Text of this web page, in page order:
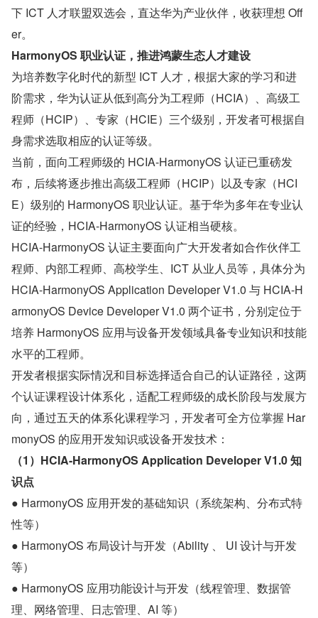
下 ICT 人才联盟双选会，直达华为产业伙伴，收获理想 Off
er。
HarmonyOS 职业认证，推进鸿蒙生态人才建设
为培养数字化时代的新型 ICT 人才，根据大家的学习和进
阶需求，华为认证从低到高分为工程师（HCIA）、高级工
程师（HCIP）、专家（HCIE）三个级别，开发者可根据自
身需求选取相应的认证等级。
当前，面向工程师级的 HCIA-HarmonyOS 认证已重磅发
布，后续将逐步推出高级工程师（HCIP）以及专家（HCI
E）级别的 HarmonyOS 职业认证。基于华为多年在专业认
证的经验，HCIA-HarmonyOS 认证相当硬核。
HCIA-HarmonyOS 认证主要面向广大开发者如合作伙伴工
程师、内部工程师、高校学生、ICT 从业人员等，具体分为
HCIA-HarmonyOS Application Developer V1.0 与 HCIA-H
armonyOS Device Developer V1.0 两个证书，分别定位于
培养 HarmonyOS 应用与设备开发领域具备专业知识和技能
水平的工程师。
开发者根据实际情况和目标选择适合自己的认证路径，这两
个认证课程设计体系化，适配工程师级的成长阶段与发展方
向，通过五天的体系化课程学习，开发者可全方位掌握 Har
monyOS 的应用开发知识或设备开发技术：
（1）HCIA-HarmonyOS Application Developer V1.0 知
识点
● HarmonyOS 应用开发的基础知识（系统架构、分布式特
性等）
● HarmonyOS 布局设计与开发（Ability 、 UI 设计与开发
等）
● HarmonyOS 应用功能设计与开发（线程管理、数据管
理、网络管理、日志管理、AI 等）